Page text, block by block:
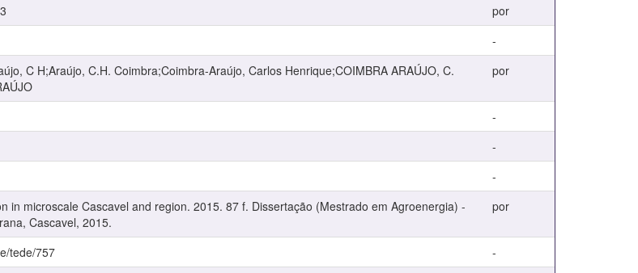
por
-
C H;Araújo, C.H. Coimbra;Coimbra-Araújo, Carlos Henrique;COIMBRA ARAÚJO, C.
por
-
-
-
in microscale Cascavel and region. 2015. 87 f. Dissertação (Mestrado em Agroenergia) -
Cascavel, 2015.
por
tede/757
-